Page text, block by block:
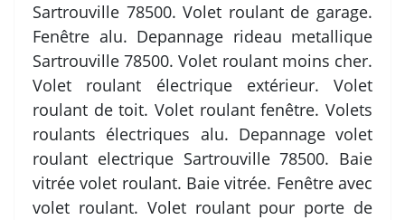
Sartrouville 78500. Volet roulant de garage.
Fenêtre alu. Depannage rideau metallique
Sartrouville 78500. Volet roulant moins cher.
Volet roulant électrique extérieur. Volet
roulant de toit. Volet roulant fenêtre. Volets
roulants électriques alu. Depannage volet
roulant electrique Sartrouville 78500. Baie
vitrée volet roulant. Baie vitrée. Fenêtre avec
volet roulant. Volet roulant pour porte de